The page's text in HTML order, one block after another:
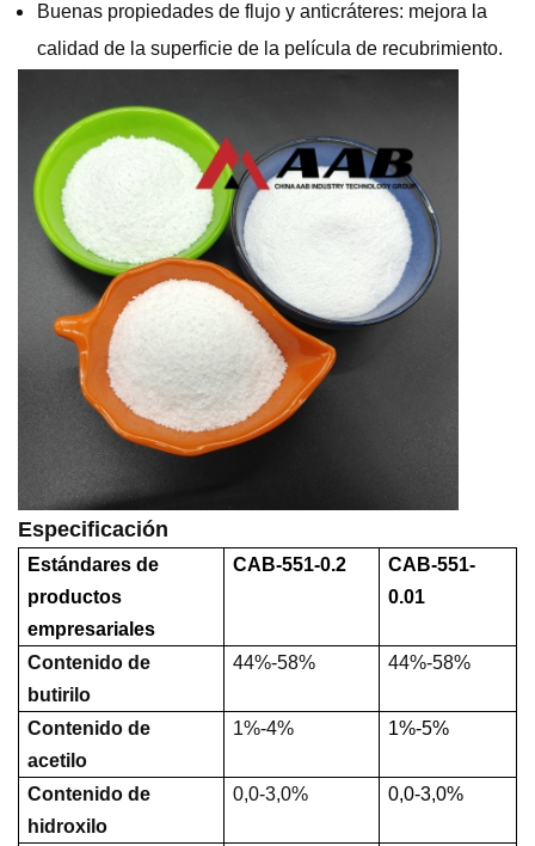
Buenas propiedades de flujo y anticráteres: mejora la
calidad de la superficie de la película de recubrimiento.
Especificación
Estándares de
productos
empresariales
CAB-551-0.2
CAB-551-
0.01
Contenido de
butirilo
44%-58% 44%-58%
Contenido de
acetilo
1%-4% 1%-5%
Contenido de
hidroxilo
0,0-3,0% 0,0-3,0%